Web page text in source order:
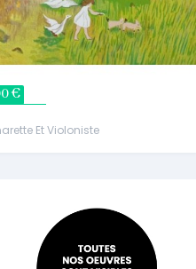
€
Et Violoniste